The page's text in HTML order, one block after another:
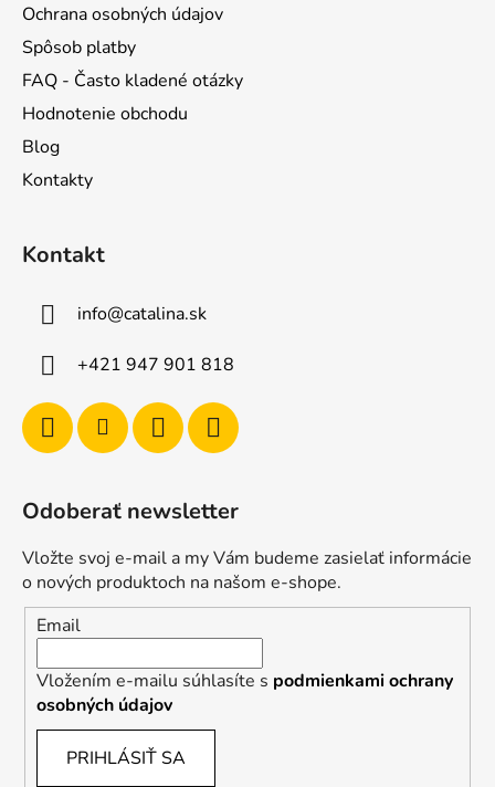
Ochrana osobných údajov
Spôsob platby
FAQ - Často kladené otázky
Hodnotenie obchodu
Blog
Kontakty
Kontakt
info@catalina.sk
+421 947 901 818
Odoberať newsletter
Vložte svoj e-mail a my Vám budeme zasielať informácie
o nových produktoch na našom e-shope.
Email
Vložením e-mailu súhlasíte s podmienkami ochrany
osobných údajov
PRIHLÁSIŤ SA